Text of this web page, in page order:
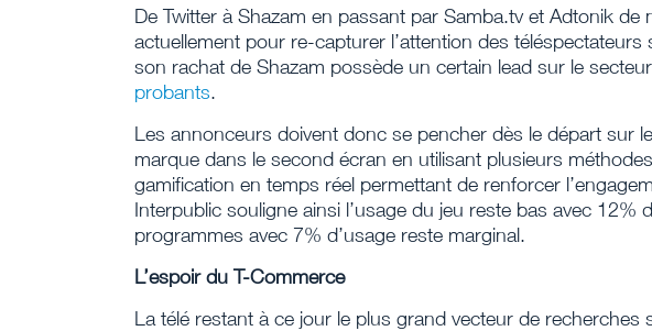
De Twitter à Shazam en passant par Samba.tv et Adtonik
actuellement pour re-capturer l’attention des
son rachat de Shazam possède un certain lead sur le
probants.
Les annonceurs doivent donc se pencher dès le départ sur
marque dans le second écran en utilisant plusieurs
gamification en temps réel permettant de renforcer
Interpublic souligne ainsi l’usage du jeu reste bas avec 12%
programmes avec 7% d’usage reste marginal.
L’espoir du T-Commerce
La télé restant à ce jour le plus grand vecteur de recherches